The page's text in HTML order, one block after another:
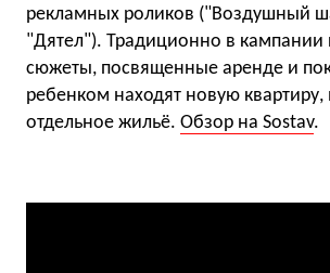
рекламных роликов ("Воздушный
"Дятел"). Традиционно в кампании
сюжеты, посвященные аренде и
ребенком находят новую
отдельное жильё. Обзор на Sostav.